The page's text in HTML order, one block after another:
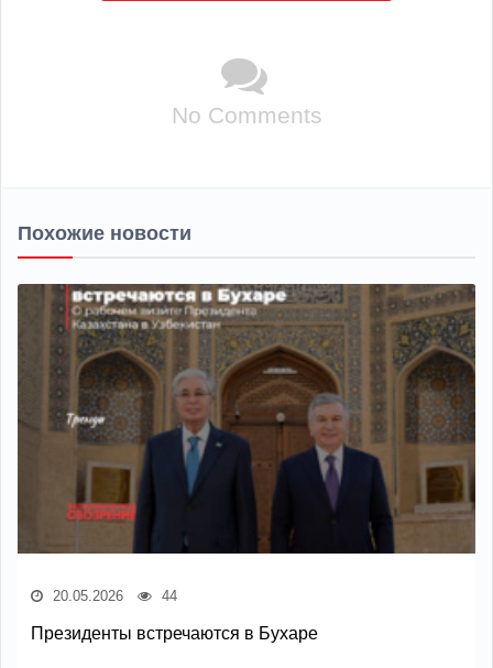
No Comments
Похожие новости
20.05.2026 44
Президенты встречаются в Бухаре